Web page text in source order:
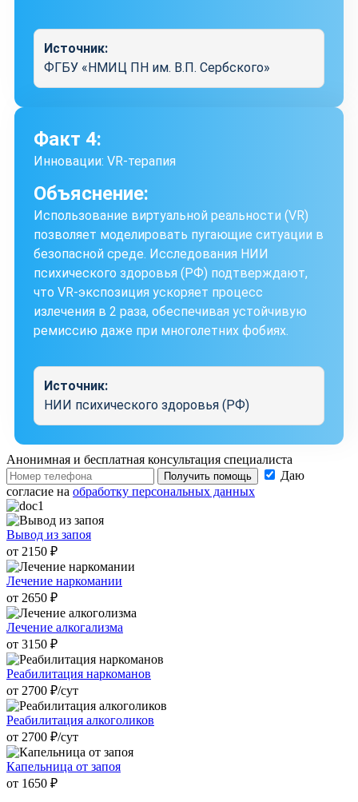
Источник:
ФГБУ «НМИЦ ПН им. В.П. Сербского»
Факт 4:
Инновации: VR-терапия
Объяснение:
Использование виртуальной реальности (VR)
позволяет моделировать пугающие ситуации в
безопасной среде. Исследования НИИ
психического здоровья (РФ) подтверждают,
что VR-экспозиция ускоряет процесс
излечения в 2 раза, обеспечивая устойчивую
ремиссию даже при многолетних фобиях.
Источник:
НИИ психического здоровья (РФ)
Анонимная и бесплатная консультация специалиста
Получить помощь
Даю
согласие на обработку персональных данных
Вывод из запоя
от 2150 ₽
Лечение наркомании
от 2650 ₽
Лечение алкогализма
от 3150 ₽
Реабилитация наркоманов
от 2700 ₽/cут
Реабилитация алкоголиков
от 2700 ₽/cут
Капельница от запоя
от 1650 ₽